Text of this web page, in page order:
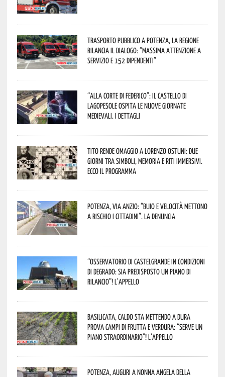
Trasporto pubblico a Potenza, la Regione
rilancia il dialogo: “Massima attenzione a
servizio e 152 dipendenti”
“Alla corte di Federico”: il Castello di
Lagopesole ospita le nuove Giornate
Medievali. I dettagli
Tito rende omaggio a Lorenzo Ostuni: due
giorni tra simboli, memoria e riti immersivi.
Ecco il programma
Potenza, Via Anzio: “Buio e velocità mettono
a rischio i cittadini”. La denuncia
“Osservatorio di Castelgrande in condizioni
di degrado: sia predisposto un piano di
rilancio”! L’appello
Basilicata, caldo sta mettendo a dura
prova campi di frutta e verdura: “Serve un
piano straordinario”! L’appello
Potenza, auguri a nonna Angela della